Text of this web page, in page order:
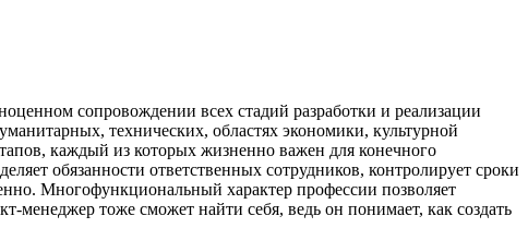
сопровождении всех стадий разработки и реализации
технических, областях экономики, культурной
каждый из которых жизненно важен для конечного
обязанности ответственных сотрудников, контролирует сроки
Многофункциональный характер профессии позволяет
менеджер тоже сможет найти себя, ведь он понимает, как создать